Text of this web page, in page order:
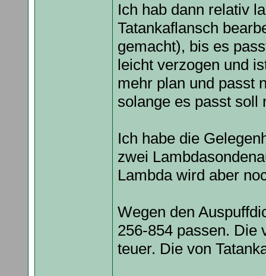
Ich hab dann relativ
Tatankaflansch
gemacht), bis es
leicht verzogen und
mehr plan und passt
solange es passt soll
Ich habe die
zwei
Lambda wird aber
Wegen den
256-854 passen. Die
teuer. Die von